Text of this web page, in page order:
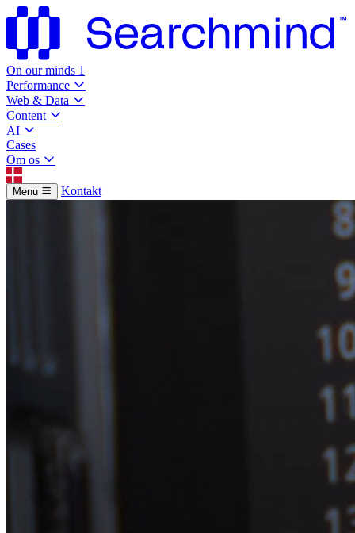
On our minds 1
Performance
Web & Data
Content
AI
Cases
Om os
Menu Kontakt